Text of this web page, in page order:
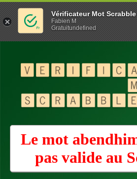
Le mot
pas valide au
Vérificateur Mot Scrabble
Fabien M
Gratuitundefined